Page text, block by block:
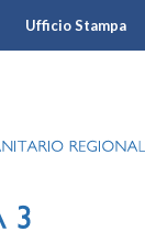
Ufficio Stampa